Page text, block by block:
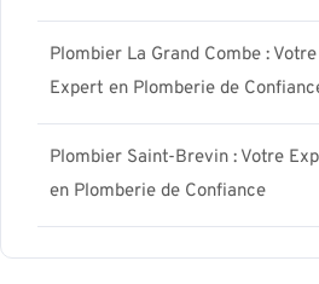
Plombier La Grand Combe : Votre
Expert en Plomberie de
Plombier Saint-Brevin : Votre
en Plomberie de Confiance